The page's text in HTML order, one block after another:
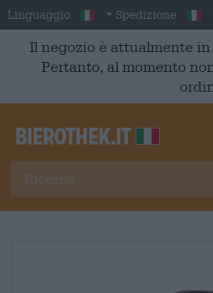
Skip to main content
Linguaggio: Italian
Spedizione:
Il negozio è attualmente
Pertanto, al momento